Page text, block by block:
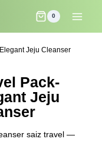
0
Jeju Cleanser
Pack-
Jeju
saiz travel —